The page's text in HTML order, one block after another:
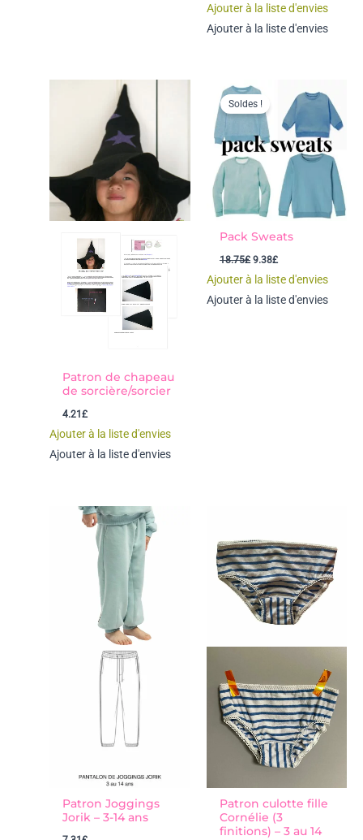
Ajouter à la liste d'envies
Ajouter à la liste d'envies
Patron de chapeau
de sorcière/sorcier
4.21£
Ajouter à la liste d'envies
Ajouter à la liste d'envies
Soldes !
Pack Sweats
18.75£ Le
initial
était :
18.75£.
9.38£Le
actuel
est :
9.38£.
Ajouter à la liste d'envies
Ajouter à la liste d'envies
Patron Joggings
Jorik – 3-14 ans
Patron culotte fille
Cornélie (3
finitions) – 3 au 14